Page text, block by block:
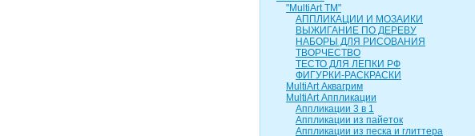
"MultiArt ТМ"
АППЛИКАЦИИ И МОЗАИКИ
ВЫЖИГАНИЕ ПО ДЕРЕВУ
НАБОРЫ ДЛЯ РИСОВАНИЯ
ТВОРЧЕСТВО
ТЕСТО ДЛЯ ЛЕПКИ РФ
ФИГУРКИ-РАСКРАСКИ
MultiArt Аквагрим
MultiArt Аппликации
Аппликации 3 в 1
Аппликации из пайеток
Аппликации из песка и глиттера